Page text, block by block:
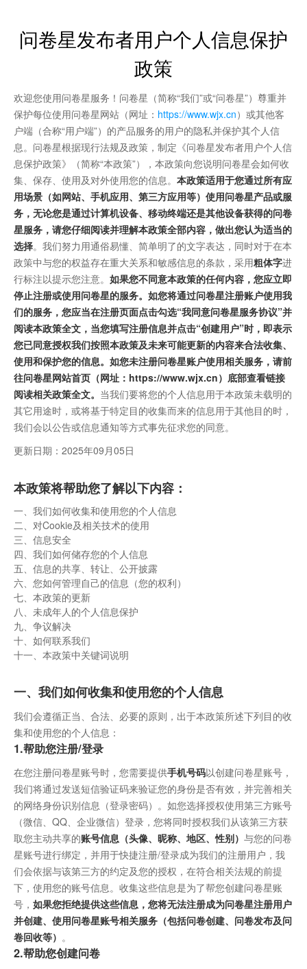
问卷星发布者用户个人信息保护
政策
欢迎您使用问卷星服务！问卷星（简称“我们”或“问卷星”）尊重并
保护每位使用问卷星网站（网址： https://www.wjx.cn）或其他客
户端（合称“用户端”）的产品服务的用户的隐私并保护其个人信
息。问卷星根据现行法规及政策，制定《问卷星发布者用户个人信
息保护政策》（简称“本政策”），本政策向您说明问卷星会如何收
集、保存、使用及对外使用您的信息。 本政策适用于您通过所有应
用场景（如网站、手机应用、第三方应用等）使用问卷星产品或服
务，无论您是通过计算机设备、移动终端还是其他设备获得的问卷
星服务，请您仔细阅读并理解本政策全部内容，做出您认为适当的
选择。我们努力用通俗易懂、简单明了的文字表达，同时对于在本
政策中与您的权益存在重大关系和敏感信息的条款，采用粗体字进
行标注以提示您注意。 如果您不同意本政策的任何内容，您应立即
停止注册或使用问卷星的服务。如您将通过问卷星注册账户使用我
们的服务，您应当在注册页面点击勾选“我同意问卷星服务协议”并
阅读本政策全文，当您填写注册信息并点击“创建用户”时，即表示
您已同意授权我们按照本政策及未来可能更新的内容来合法收集、
使用和保护您的信息。如您未注册问卷星账户使用相关服务，请前
往问卷星网站首页（网址：https://www.wjx.cn）底部查看链接
阅读相关政策全文。 当我们要将您的个人信息用于本政策未载明的
其它用途时，或将基于特定目的收集而来的信息用于其他目的时，
我们会以公告或信息通知等方式事先征求您的同意。
更新日期：2025年09月05日
本政策将帮助您了解以下内容：
一、我们如何收集和使用您的个人信息
二、对Cookie及相关技术的使用
三、信息安全
四、我们如何储存您的个人信息
五、信息的共享、转让、公开披露
六、您如何管理自己的信息（您的权利）
七、本政策的更新
八、未成年人的个人信息保护
九、争议解决
十、如何联系我们
十一、本政策中关键词说明
一、我们如何收集和使用您的个人信息
我们会遵循正当、合法、必要的原则，出于本政策所述下列目的收
集和使用您的个人信息：
1.帮助您注册/登录
在您注册问卷星账号时，您需要提供手机号码以创建问卷星账号，
我们将通过发送短信验证码来验证您的身份是否有效，并完善相关
的网络身份识别信息（登录密码）。如您选择授权使用第三方账号
（微信、QQ、企业微信）登录，您将同时授权我们从该第三方获
取您主动共享的账号信息（头像、昵称、地区、性别） 与您的问卷
星账号进行绑定，并用于快捷注册/登录成为我们的注册用户，我
们会依据与该第三方的约定及您的授权，在符合相关法规的前提
下，使用您的账号信息。收集这些信息是为了帮您创建问卷星账
号， 如果您拒绝提供这些信息，您将无法注册成为问卷星注册用户
并创建、使用问卷星账号相关服务（包括问卷创建、问卷发布及问
卷回收等） 。
2.帮助您创建问卷